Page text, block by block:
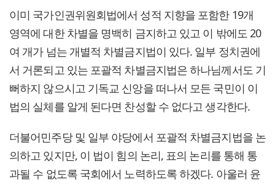
이미 국가인권위원회법에서 성적 지향을 포함한 19개
영역에 대한 차별을 명백히 금지하고 있고 이 밖에도 20
여 개가 넘는 개별적 차별금지법이 있다. 일부 정치권에
서 거론되고 있는 포괄적 차별금지법은 하나님께서도 기
뻐하지 않으시고 기독교 신앙을 떠나서 모든 국민이 이
법의 실체를 알게 된다면 찬성할 수 없다고 생각한다.
더불어민주당 및 일부 야당에서 포괄적 차별금지법을 논
의하고 있지만, 이 법이 힘의 논리, 표의 논리를 통해 통
과될 수 없도록 국회에서 노력하도록 하겠다. 아울러 윤